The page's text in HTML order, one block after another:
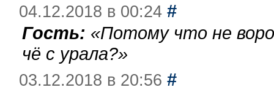
04.12.2018 в 00:24 #
Гость: «Потому что не
чё с урала?»
03.12.2018 в 20:56 #